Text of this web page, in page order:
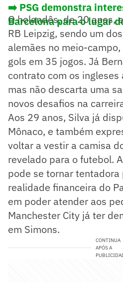
➡️ PSG demonstra
Barcelona para o lugar
O holandês, de 20 anos,
RB Leipzig, sendo um
alemães no meio-
gols em 35 jogos. Já
contrato com os
mas não descarta uma
novos desafios na
Aos 29 anos, Silva já
Mônaco, e também
voltar a vestir a camisa
revelado para o futebol.
pode se tornar tentadora
realidade financeira do
em poder atender aos
Manchester City já ter
em Simons.
CONTINUA
APÓS A